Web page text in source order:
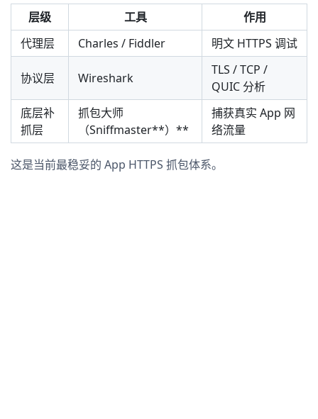
层级 工具
作用
代理层
Charles / Fiddler 明文 HTTPS 调试
协议层 Wireshark
TLS / TCP /
QUIC 分析
底层补
抓层
抓包大师
（Sniffmaster**）**
捕获真实 App 网
络流量
这是当前最稳妥的 App HTTPS 抓包体系。